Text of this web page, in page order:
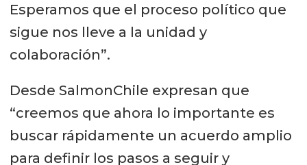
Esperamos que el proceso político que
sigue nos lleve a la unidad y
colaboración”.
Desde SalmonChile expresan que
“creemos que ahora lo importante es
buscar rápidamente un acuerdo amplio
para definir los pasos a seguir y